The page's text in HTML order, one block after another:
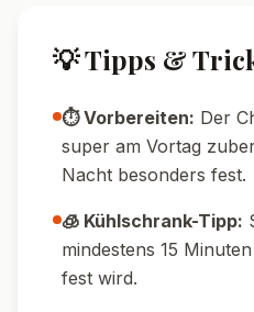
💡 Tipps &
⏱️ Vorbereiten: Der
super am Vortag
Nacht besonders fest.
🧊 Kühlschrank-Tipp:
mindestens 15
fest wird.